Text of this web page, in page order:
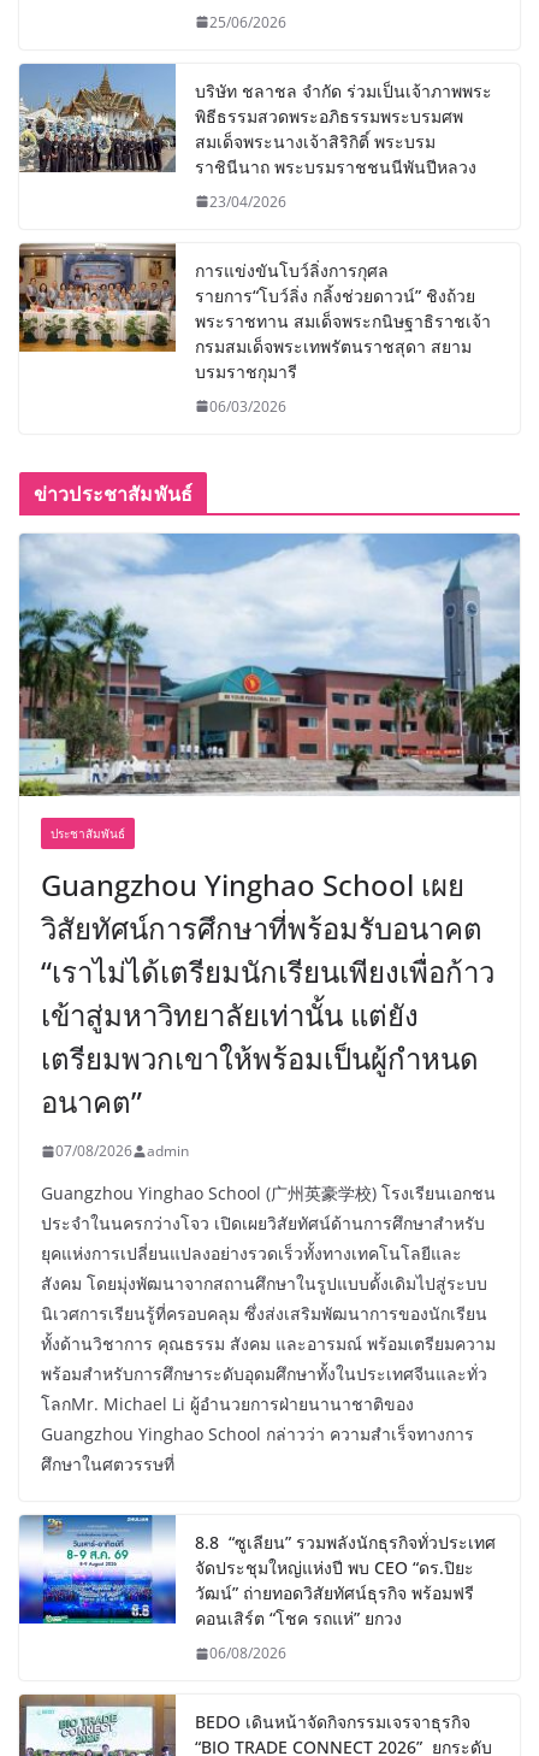
25/06/2026
บริษัท ชลาชล จำกัด ร่วมเป็นเจ้าภาพพระ
พิธีธรรมสวดพระอภิธรรมพระบรมศพ
สมเด็จพระนางเจ้าสิริกิติ์ พระบรม
ราชินีนาถ พระบรมราชชนนีพันปีหลวง
23/04/2026
การแข่งขันโบว์ลิ่งการกุศล
รายการ“โบว์ลิ่ง กลิ้งช่วยดาวน์” ชิงถ้วย
พระราชทาน สมเด็จพระกนิษฐาธิราชเจ้า
กรมสมเด็จพระเทพรัตนราชสุดา สยาม
บรมราชกุมารี
06/03/2026
ข่าวประชาสัมพันธ์
ประชาสัมพันธ์
Guangzhou Yinghao School เผย
วิสัยทัศน์การศึกษาที่พร้อมรับอนาคต
“เราไม่ได้เตรียมนักเรียนเพียงเพื่อก้าว
เข้าสู่มหาวิทยาลัยเท่านั้น แต่ยัง
เตรียมพวกเขาให้พร้อมเป็นผู้กำหนด
อนาคต”
07/08/2026 admin
Guangzhou Yinghao School (广州英豪学校) โรงเรียนเอกชน
ประจำในนครกว่างโจว เปิดเผยวิสัยทัศน์ด้านการศึกษาสำหรับ
ยุคแห่งการเปลี่ยนแปลงอย่างรวดเร็วทั้งทางเทคโนโลยีและ
สังคม โดยมุ่งพัฒนาจากสถานศึกษาในรูปแบบดั้งเดิมไปสู่ระบบ
นิเวศการเรียนรู้ที่ครอบคลุม ซึ่งส่งเสริมพัฒนาการของนักเรียน
ทั้งด้านวิชาการ คุณธรรม สังคม และอารมณ์ พร้อมเตรียมความ
พร้อมสำหรับการศึกษาระดับอุดมศึกษาทั้งในประเทศจีนและทั่ว
โลกMr. Michael Li ผู้อำนวยการฝ่ายนานาชาติของ
Guangzhou Yinghao School กล่าวว่า ความสำเร็จทางการ
ศึกษาในศตวรรษที่
8.8 “ซูเลียน” รวมพลังนักธุรกิจทั่วประเทศ
จัดประชุมใหญ่แห่งปี พบ CEO “ดร.ปิยะ
วัฒน์” ถ่ายทอดวิสัยทัศน์ธุรกิจ พร้อมฟรี
คอนเสิร์ต “โชค รถแห่” ยกวง
06/08/2026
BEDO เดินหน้าจัดกิจกรรมเจรจาธุรกิจ
“BIO TRADE CONNECT 2026” ยกระดับ